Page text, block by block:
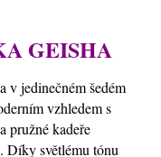
GEISHA
v jedinečném šedém
vzhledem s
pružné kadeře
Díky světlému tónu